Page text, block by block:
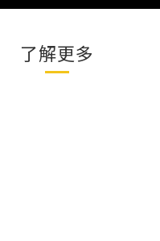
了解更多